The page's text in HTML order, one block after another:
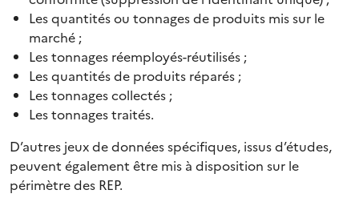
Les quantités ou tonnages de produits mis sur le
marché ;
Les tonnages réemployés-réutilisés ;
Les quantités de produits réparés ;
Les tonnages collectés ;
Les tonnages traités.
D’autres jeux de données spécifiques, issus d’études,
peuvent également être mis à disposition sur le
périmètre des REP.